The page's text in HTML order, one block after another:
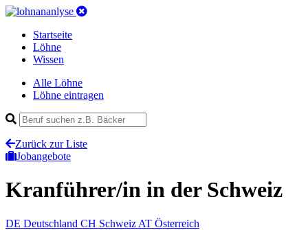
Startseite
Löhne
Wissen
Alle Löhne
Löhne eintragen
Zurück zur Liste
Jobangebote
Kranführer/in in der Schweiz
DE Deutschland CH Schweiz AT Österreich